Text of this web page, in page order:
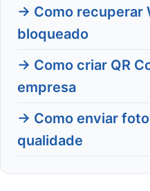
→ Como recuperar
bloqueado
→ Como criar QR
empresa
→ Como enviar
qualidade